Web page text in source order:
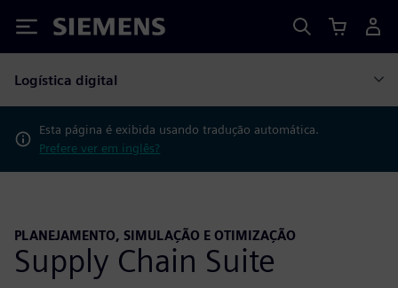
Siemens
Logística digital
Esta página é exibida usando tradução automática.
Prefere ver em inglês?
PLANEJAMENTO, SIMULAÇÃO E OTIMIZAÇÃO
Supply Chain Suite